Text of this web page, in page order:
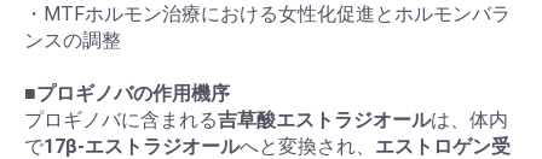
・MTFホルモン治療における女性化促進とホルモンバラ
ンスの調整
■プロギノバの作用機序
プロギノバに含まれる吉草酸エストラジオールは、体内
で17β-エストラジオールへと変換され、 エストロゲン受